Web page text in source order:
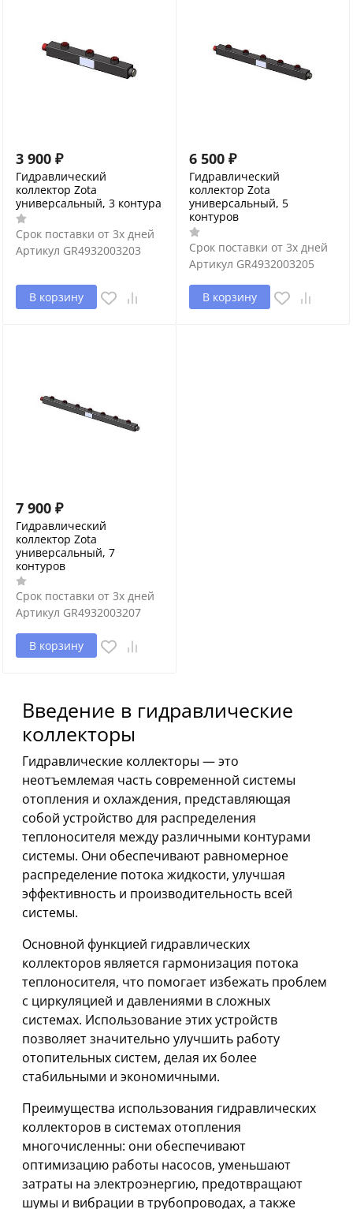
3 900 ₽
Гидравлический
коллектор Zota
универсальный, 3 контура
Срок поставки от 3х дней
Артикул GR4932003203
В корзину
6 500 ₽
Гидравлический
коллектор Zota
универсальный, 5
контуров
Срок поставки от 3х дней
Артикул GR4932003205
В корзину
7 900 ₽
Гидравлический
коллектор Zota
универсальный, 7
контуров
Срок поставки от 3х дней
Артикул GR4932003207
В корзину
Введение в гидравлические
коллекторы
Гидравлические коллекторы — это
неотъемлемая часть современной системы
отопления и охлаждения, представляющая
собой устройство для распределения
теплоносителя между различными контурами
системы. Они обеспечивают равномерное
распределение потока жидкости, улучшая
эффективность и производительность всей
системы.
Основной функцией гидравлических
коллекторов является гармонизация потока
теплоносителя, что помогает избежать проблем
с циркуляцией и давлениями в сложных
системах. Использование этих устройств
позволяет значительно улучшить работу
отопительных систем, делая их более
стабильными и экономичными.
Преимущества использования гидравлических
коллекторов в системах отопления
многочисленны: они обеспечивают
оптимизацию работы насосов, уменьшают
затраты на электроэнергию, предотвращают
шумы и вибрации в трубопроводах, а также